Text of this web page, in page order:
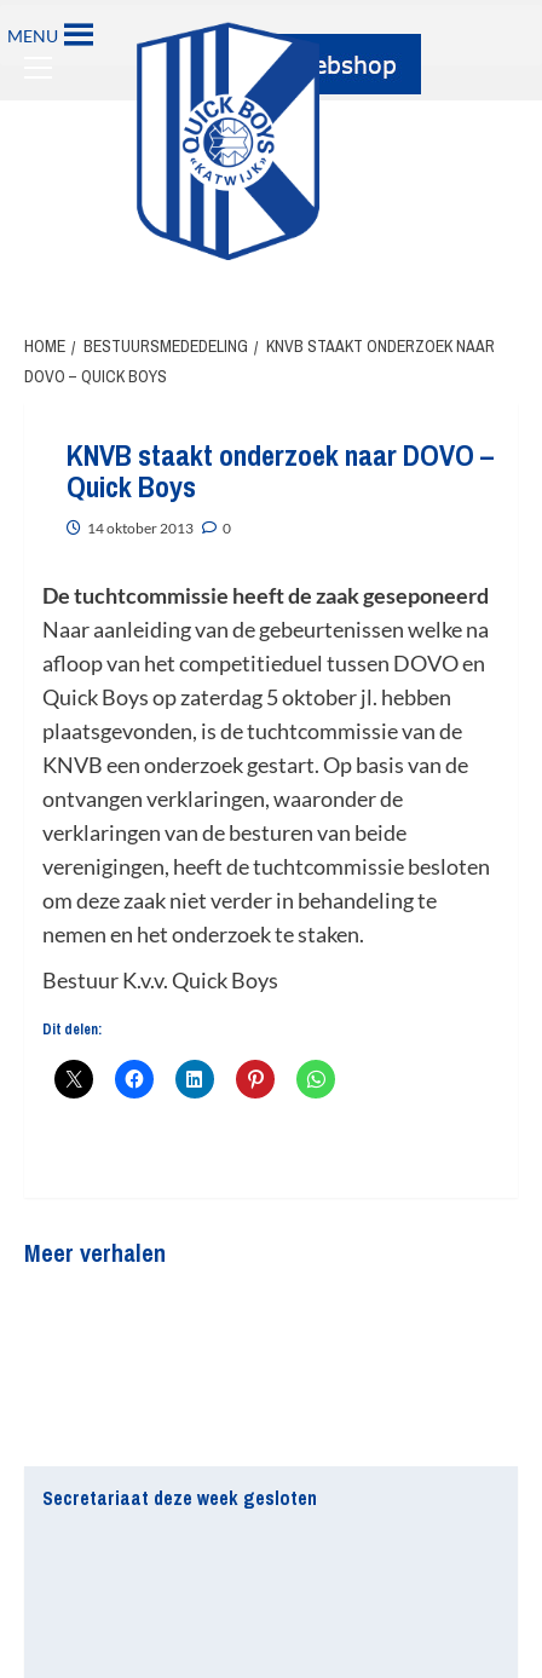
naar
MENU
Primary
HOME BESTUURSMEDEDELING
KNVB STAAKT ONDERZOEK NAAR
DOVO – QUICK BOYS
KNVB staakt onderzoek naar DOVO –
Quick Boys
14 oktober 2013 0
De tuchtcommissie heeft de zaak geseponeerd
Naar aanleiding van de gebeurtenissen welke na
afloop van het competitieduel tussen DOVO en
Quick Boys op zaterdag 5 oktober jl. hebben
plaatsgevonden, is de tuchtcommissie van de
KNVB een onderzoek gestart. Op basis van de
ontvangen verklaringen, waaronder de
verklaringen van de besturen van beide
verenigingen, heeft de tuchtcommissie besloten
om deze zaak niet verder in behandeling te
nemen en het onderzoek te staken.
Bestuur K.v.v. Quick Boys
Dit delen:
Meer verhalen
Secretariaat deze week gesloten